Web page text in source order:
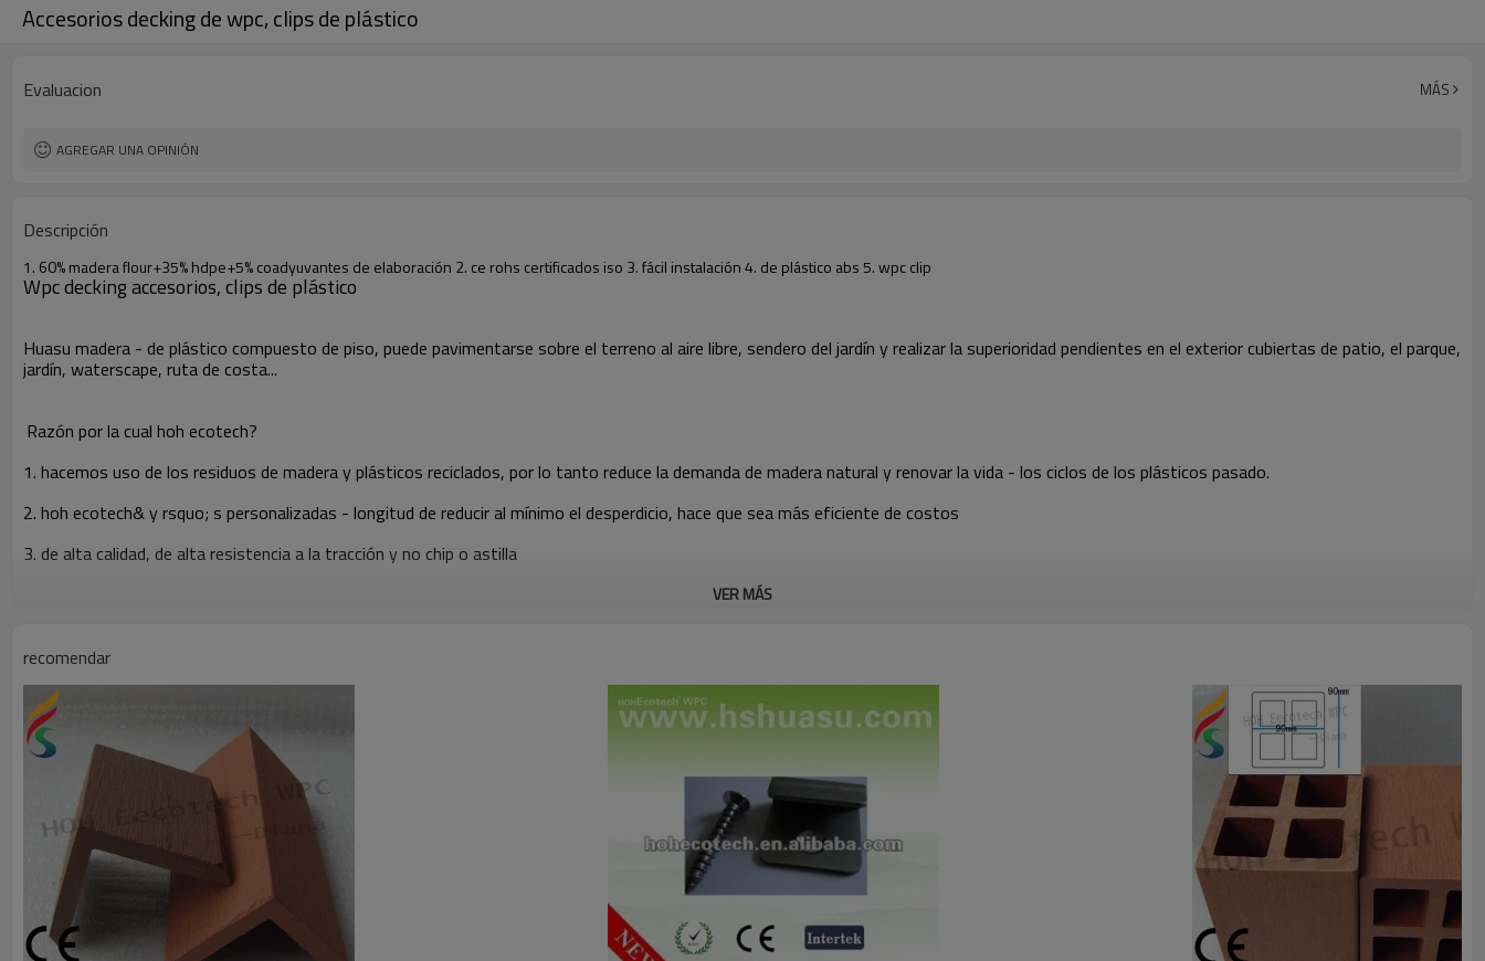
Accesorios decking de wpc, clips de plástico
Evaluacion MÁS
AGREGAR UNA OPINIÓN
Descripción
1. 60% madera flour+35% hdpe+5% coadyuvantes de elaboración 2. ce rohs certificados iso 3. fácil instalación 4. de plástico abs 5. wpc clip
Wpc decking accesorios, clips de plástico
Huasu madera - de plástico compuesto de piso, puede pavimentarse sobre el terreno al aire libre, sendero del jardín y realizar la superioridad pendientes en el exterior cubiertas de patio, el parque,
jardín, waterscape, ruta de costa...
Razón por la cual hoh ecotech?
1. hacemos uso de los residuos de madera y plásticos reciclados, por lo tanto reduce la demanda de madera natural y renovar la vida - los ciclos de los plásticos pasado.
2. hoh ecotech& y rsquo; s personalizadas - longitud de reducir al mínimo el desperdicio, hace que sea más eficiente de costos
3. de alta calidad, de alta resistencia a la tracción y no chip o astilla
Madera - de plástico compuesto wpc está fabricado de una combinación de plásticos, de fibra natural y algunos aditivos de uso de equipos especiales. Mezcla de fibras naturales y de plástico perfectamente para
mantener la impresión natural de la madera pero con ricos colores de plástico. Se ha sustituido gradualmente de madera y de plástico, consiguiendo ampliamente utilizado en más y más campos.
Con la mezcla científica de los materiales y las técnicas de avanzada, wpc es una combinación perfecta combinación de telas naturales y de plástico. Sus propiedades son excepcionales: de alta resistencia, de alta
rigidez, el ácido - y - álcali - a prueba de, la erosión - a prueba de, no - de distorsión, excluidos el formaldehído, facilidad para reciclar, etc. Y puede ser hecho en varias de las secciones y tamaños. En realidad, se
mantiene el rendimiento de procesamiento y la calidad natural de madera. Al mismo tiempo, las desventajas de madera, como las grietas, de la polilla y debilidad en la durabilidad, son superados por el uso de wpc
además, las excelentes propiedades de wpc hace que sea innecesario para pintar y mantener.
Debido a sus propiedades de impermeable de plástico y su sentimiento natural de madera, wpc se puede utilizar en el paisaje alrededor de la piscina de natación, orilla del río y la costa, y son propensos al aire libre
plank road...
VER MÁS
recomendar